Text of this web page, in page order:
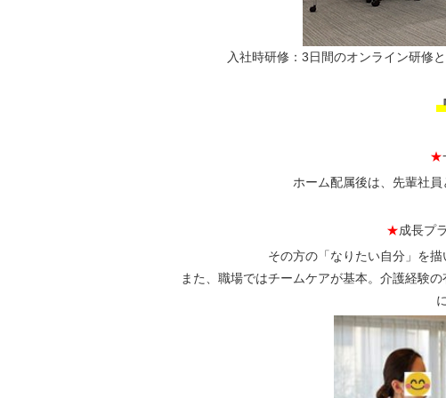
入社時研修：3日間のオンライン研修
★
ホーム配属後は、先輩社
★成長プ
その方の「なりたい自分」を
また、職場ではチームケアが基本。介護経験